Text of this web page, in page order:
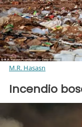
M.R. Hasasn
Incendio